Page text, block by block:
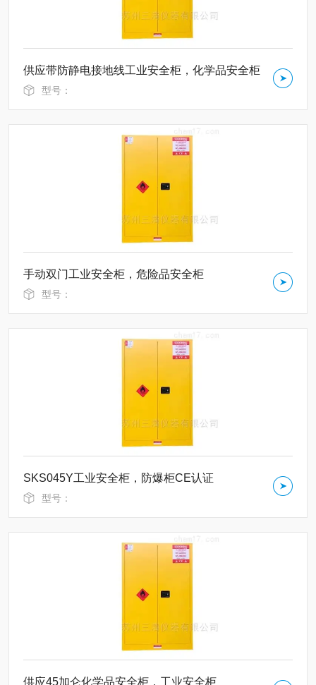
供应带防静电接地线工业安全柜，化学品安全柜
型号：
手动双门工业安全柜，危险品安全柜
型号：
SKS045Y工业安全柜，防爆柜CE认证
型号：
供应45加仑化学品安全柜，工业安全柜